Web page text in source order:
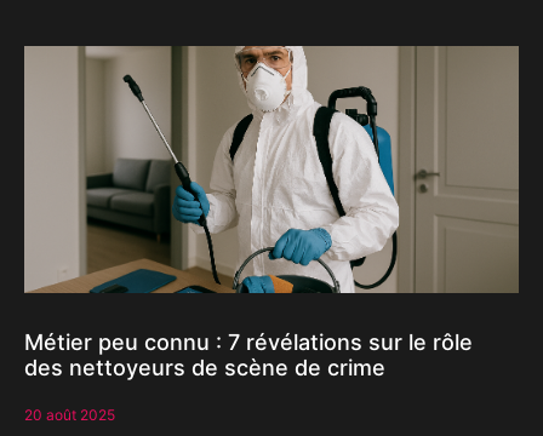
Métier peu connu : 7 révélations sur le rôle
des nettoyeurs de scène de crime
20 août 2025